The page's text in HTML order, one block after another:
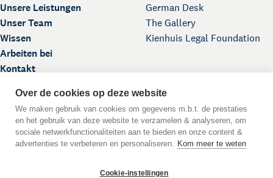
Unsere Leistungen
Unser Team
Wissen
Arbeiten bei
Kontakt
German Desk
The Gallery
Kienhuis Legal Foundation
Over de cookies op deze website
We maken gebruik van cookies om gegevens m.b.t. de prestaties
en het gebruik van deze website te verzamelen & analyseren, om
sociale netwerkfunctionaliteiten aan te bieden en onze content &
advertenties te verbeteren en personaliseren. Kom meer te weten
Cookie-instellingen